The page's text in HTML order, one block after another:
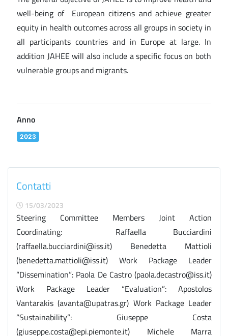
well-being of European citizens and achieve greater
equity in health outcomes across all groups in society in
all participants countries and in Europe at large. In
addition JAHEE will also include a specific focus on both
vulnerable groups and migrants.
Anno
2023
Contatti
15/03/2023
Steering Committee Members Joint Action
Coordinating: Raffaella Bucciardini
(raffaella.bucciardini@iss.it) Benedetta Mattioli
(benedetta.mattioli@iss.it) Work Package Leader
“Dissemination”: Paola De Castro (paola.decastro@iss.it)
Work Package Leader “Evaluation”: Apostolos
Vantarakis (avanta@upatras.gr) Work Package Leader
“Sustainability”: Giuseppe Costa
(giuseppe.costa@epi.piemonte.it) Michele Marra